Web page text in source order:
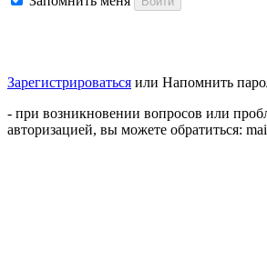
Зарегистрироваться или Напомнить
- при возникновении вопросов или
авторизацией, вы можете обратиться: